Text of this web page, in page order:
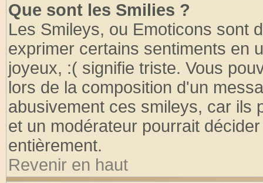
Que sont les Smilies ?
Les Smileys, ou Emoticons sont
exprimer certains sentiments en
joyeux, :( signifie triste. Vous
lors de la composition d'un
abusivement ces smileys, car ils
et un modérateur pourrait
entièrement.
Revenir en haut